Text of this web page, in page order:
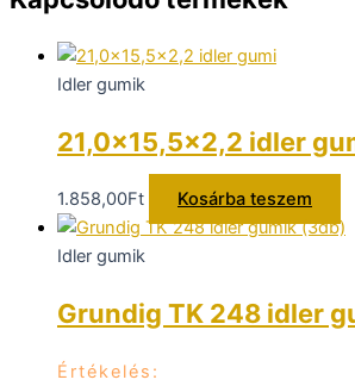
Idler gumik
21,0×15,5×2,2 idler
1.858,00Ft Kosárba teszem
Idler gumik
Grundig TK 248 idler
Értékelés: